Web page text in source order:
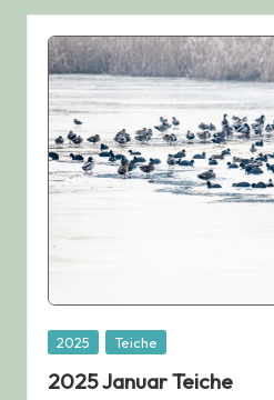
Posted
in2025 Teiche
2025 Januar Teiche